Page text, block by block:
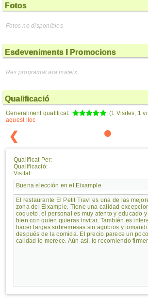
Fotos
Fotos no disponibles
Esdeveniments I Promocions
Res programat ara mateix.
Qualificació
Generalment qualificat: (1 Visites, 1
aquest lloc
❮
Qualificat Per:
Qualificació:
Visitat:
Buena elección en el Eixample
El restaurante El Petit Travi es una de las
zona del Eixample. Tiene una calidad
coqueto, el personal es muy atento y educado
bien con quien quieras invitar. También es
hacer largas sobremesas sin agobios y
después de la comida. El precio parece un
calidad lo merece. Aún así, lo recomiendo